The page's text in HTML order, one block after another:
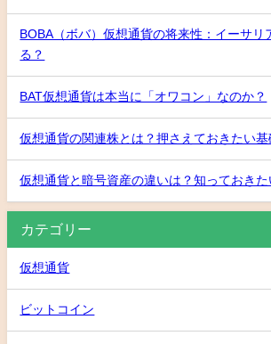
BOBA（ボバ）仮想通貨の将来性：イーサリ
る？
BAT仮想通貨は本当に「オワコン」なのか？
仮想通貨の関連株とは？押さえておきたい基
仮想通貨と暗号資産の違いは？知っておき
カテゴリー
仮想通貨
ビットコイン